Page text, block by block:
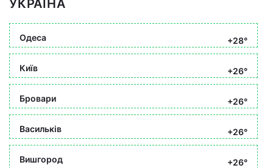
УКРАЇНА
Одеса +28°
Київ +26°
Бровари +26°
Васильків +26°
Вишгород +26°